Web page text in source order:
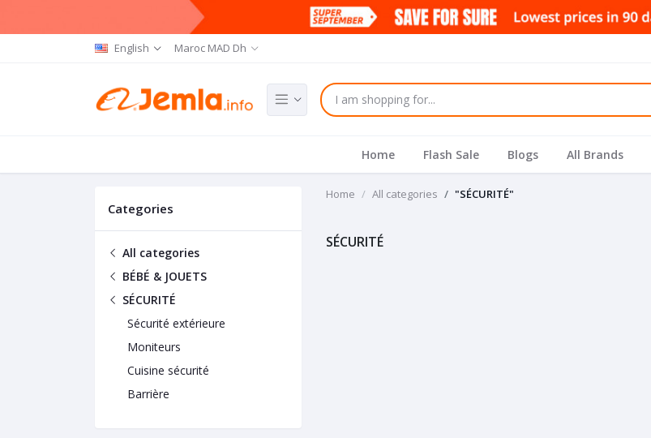
English Maroc MAD Dh
Home Flash Sale Blogs All Brands
Categories
All categories
BÉBÉ & JOUETS
SÉCURITÉ
Sécurité extérieure
Moniteurs
Cuisine sécurité
Barrière
Home All categories "SÉCURITÉ"
SÉCURITÉ